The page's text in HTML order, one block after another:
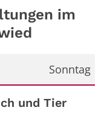
im
Sonntag
und Tier